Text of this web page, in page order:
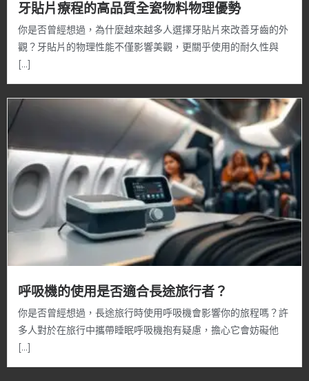
牙貼片療程的高品質全瓷物料物理優勢
你是否曾經想過，為什麼越來越多人選擇牙貼片來改善牙齒的外
觀？牙貼片的物理性能不僅影響美觀，更關乎使用的耐久性與
[…]
呼吸機的使用是否適合長途旅行者？
你是否曾經想過，長途旅行時使用呼吸機會影響你的旅程嗎？許
多人對於在旅行中攜帶睡眠呼吸機抱有疑慮，擔心它會妨礙他
[…]